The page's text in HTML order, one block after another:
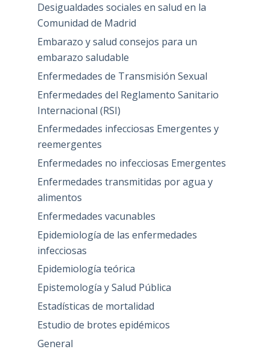
Desigualdades sociales en salud en la
Comunidad de Madrid
Embarazo y salud consejos para un
embarazo saludable
Enfermedades de Transmisión Sexual
Enfermedades del Reglamento Sanitario
Internacional (RSI)
Enfermedades infecciosas Emergentes y
reemergentes
Enfermedades no infecciosas Emergentes
Enfermedades transmitidas por agua y
alimentos
Enfermedades vacunables
Epidemiología de las enfermedades
infecciosas
Epidemiología teórica
Epistemología y Salud Pública
Estadísticas de mortalidad
Estudio de brotes epidémicos
General